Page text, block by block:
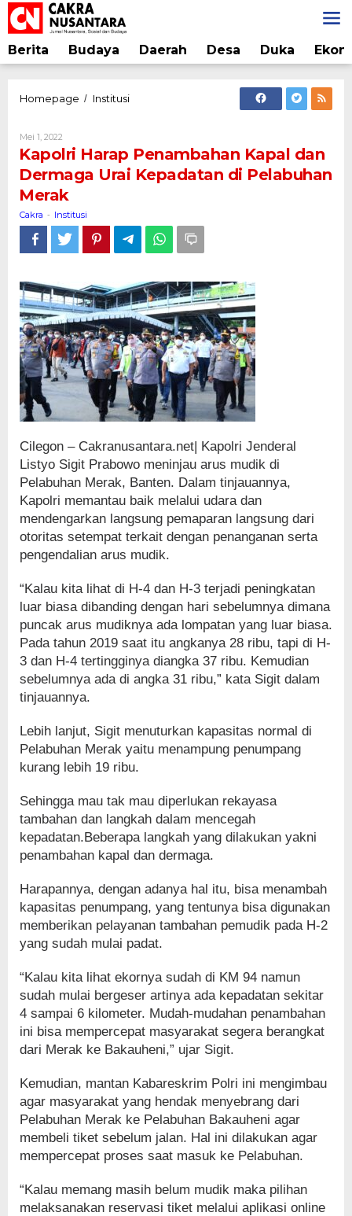
Lewati
ke
konten
Berita Budaya Daerah Desa Duka
Homepage / InstitusiKapolri
dan
Dermaga
di
Pelabuhan
Merak
Mei 1, 2022
Cakra
Kapolri Harap Penambahan Kapal dan
Dermaga Urai Kepadatan di Pelabuhan
Merak
Cakra - Institusi
Cilegon – Cakranusantara.net| Kapolri Jenderal
Listyo Sigit Prabowo meninjau arus mudik di
Pelabuhan Merak, Banten. Dalam tinjauannya,
Kapolri memantau baik melalui udara dan
mendengarkan langsung pemaparan langsung dari
otoritas setempat terkait dengan penanganan serta
pengendalian arus mudik.
“Kalau kita lihat di H-4 dan H-3 terjadi peningkatan
luar biasa dibanding dengan hari sebelumnya dimana
puncak arus mudiknya ada lompatan yang luar biasa.
Pada tahun 2019 saat itu angkanya 28 ribu, tapi di H-
3 dan H-4 tertingginya diangka 37 ribu. Kemudian
sebelumnya ada di angka 31 ribu,” kata Sigit dalam
tinjauannya.
Lebih lanjut, Sigit menuturkan kapasitas normal di
Pelabuhan Merak yaitu menampung penumpang
kurang lebih 19 ribu.
Sehingga mau tak mau diperlukan rekayasa
tambahan dan langkah dalam mencegah
kepadatan.Beberapa langkah yang dilakukan yakni
penambahan kapal dan dermaga.
Harapannya, dengan adanya hal itu, bisa menambah
kapasitas penumpang, yang tentunya bisa digunakan
memberikan pelayanan tambahan pemudik pada H-2
yang sudah mulai padat.
“Kalau kita lihat ekornya sudah di KM 94 namun
sudah mulai bergeser artinya ada kepadatan sekitar
4 sampai 6 kilometer. Mudah-mudahan penambahan
ini bisa mempercepat masyarakat segera berangkat
dari Merak ke Bakauheni,” ujar Sigit.
Kemudian, mantan Kabareskrim Polri ini mengimbau
agar masyarakat yang hendak menyebrang dari
Pelabuhan Merak ke Pelabuhan Bakauheni agar
membeli tiket sebelum jalan. Hal ini dilakukan agar
mempercepat proses saat masuk ke Pelabuhan.
“Kalau memang masih belum mudik maka pilihan
melaksanakan reservasi tiket melalui aplikasi online